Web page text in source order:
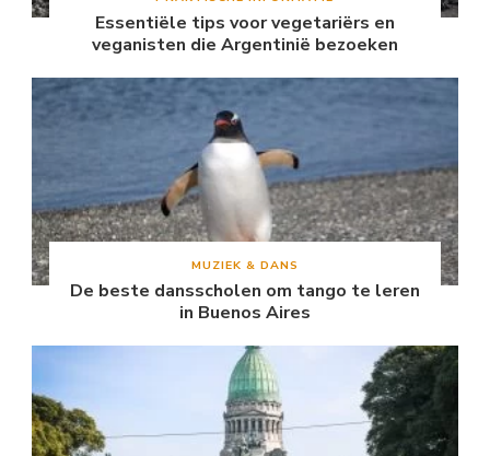
Essentiële tips voor vegetariërs en
veganisten die Argentinië bezoeken
MUZIEK & DANS
De beste dansscholen om tango te leren
in Buenos Aires